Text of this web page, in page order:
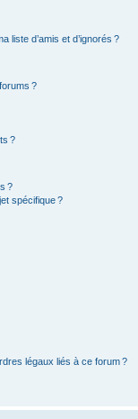
liste d’amis et d’ignorés ?
?
?
?
spécifique ?
légaux liés à ce forum ?